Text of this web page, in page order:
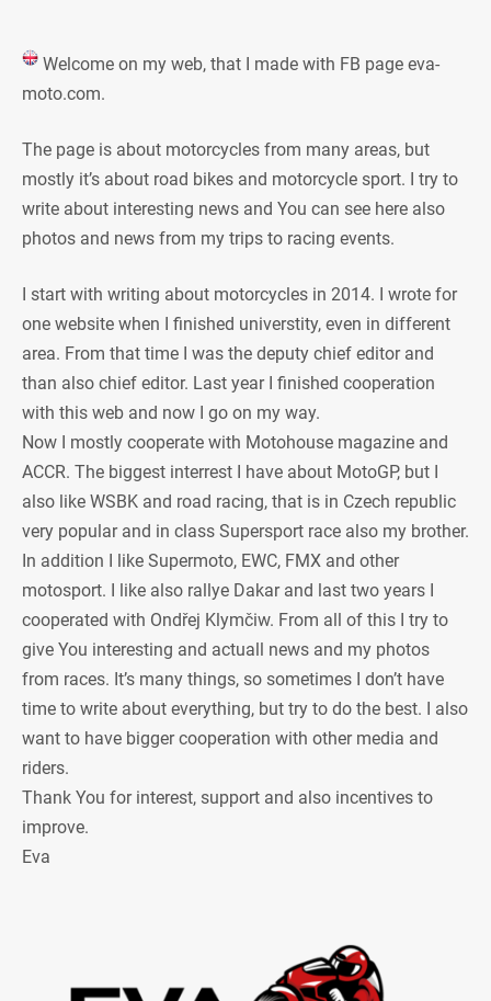
Welcome on my web, that I made with FB page eva-
moto.com.
The page is about motorcycles from many areas, but
mostly it’s about road bikes and motorcycle sport. I try to
write about interesting news and You can see here also
photos and news from my trips to racing events.
I start with writing about motorcycles in 2014. I wrote for
one website when I finished universtity, even in different
area. From that time I was the deputy chief editor and
than also chief editor. Last year I finished cooperation
with this web and now I go on my way.
Now I mostly cooperate with Motohouse magazine and
ACCR. The biggest interrest I have about MotoGP, but I
also like WSBK and road racing, that is in Czech republic
very popular and in class Supersport race also my brother.
In addition I like Supermoto, EWC, FMX and other
motosport. I like also rallye Dakar and last two years I
cooperated with Ondřej Klymčiw. From all of this I try to
give You interesting and actuall news and my photos
from races. It’s many things, so sometimes I don’t have
time to write about everything, but try to do the best. I also
want to have bigger cooperation with other media and
riders.
Thank You for interest, support and also incentives to
improve.
Eva